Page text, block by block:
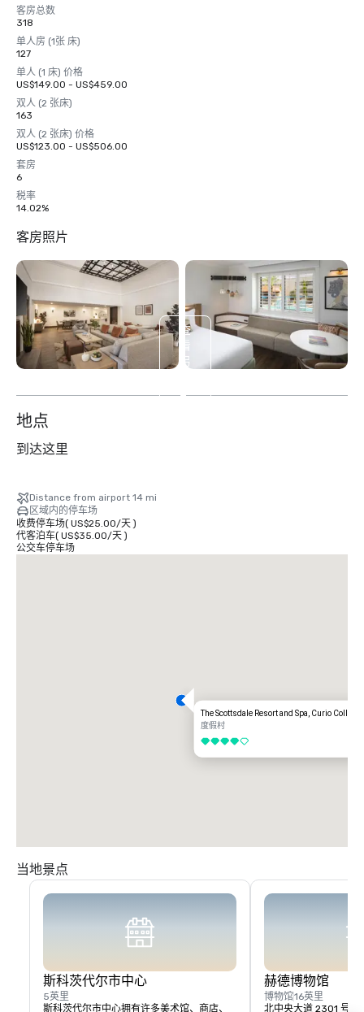
客房总数
318
单人房 (1张 床)
127
单人 (1 床) 价格
US$149.00 - US$459.00
双人 (2 张床)
163
双人 (2 张床) 价格
US$123.00 - US$506.00
套房
6
税率
14.02%
客房照片
查
看
另
2
地点
到达这里
Distance from airport 14 mi
区域内的停车场
收费停车场( US$25.00/天)
代客泊车( US$35.00/天)
公交车停车场
The Scottsdale Resort and Spa, Curio
度假村
4/5
当地景点
斯科茨代尔市中心
5英里
斯科茨代尔市中心拥有许多美术馆、商店、
赫德博物馆
博物馆16英里
北中央大道 2301 号